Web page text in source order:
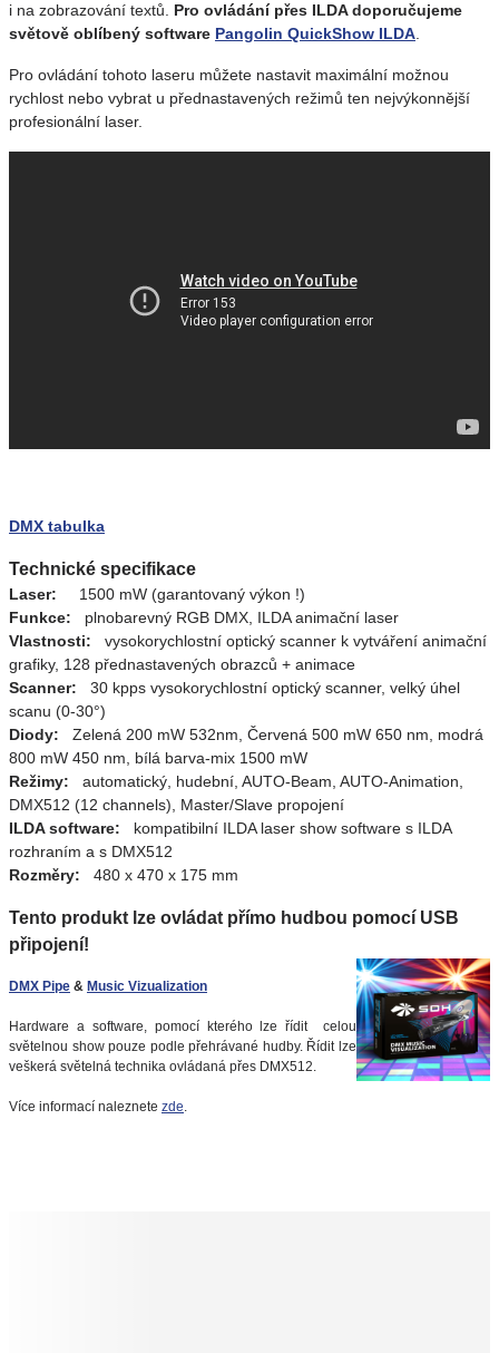
i na zobrazování textů. Pro ovládání přes ILDA doporučujeme
světově oblíbený software Pangolin QuickShow ILDA
Pro ovládání tohoto laseru můžete nastavit maximální možnou
rychlost nebo vybrat u přednastavených režimů ten nejvýkonnější
profesionální laser.
DMX tabulka
Technické specifikace
Laser: 1500 mW (garantovaný výkon !)
Funkce: plnobarevný RGB DMX, ILDA animační laser
Vlastnosti: vysokorychlostní optický scanner k vytváření animační
grafiky, 128 přednastavených obrazců + animace
Scanner: 30 kpps vysokorychlostní optický scanner, velký úhel
scanu (0-30°)
Diody: Zelená 200 mW 532nm, Červená 500 mW 650 nm, modrá
800 mW 450 nm, bílá barva-mix 1500 mW
Režimy: automatický, hudební, AUTO-Beam, AUTO-Animation,
DMX512 (12 channels), Master/Slave propojení
ILDA software: kompatibilní ILDA laser show software s ILDA
rozhraním a s DMX512
Rozměry: 480 x 470 x 175 mm
Tento produkt lze ovládat přímo hudbou pomocí USB
připojení!
DMX Pipe & Music Vizualization
Hardware a software, pomocí kterého lze řídit celou
světelnou show pouze podle přehrávané hudby. Řídit lze
veškerá světelná technika ovládaná přes DMX512.
Více informací naleznete zde.